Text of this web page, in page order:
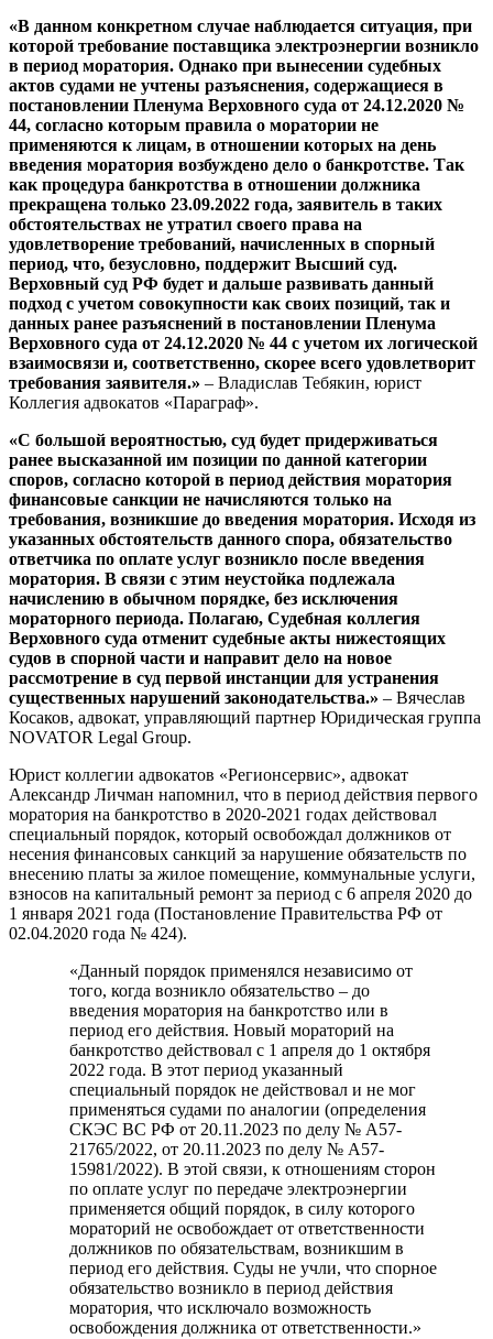
«В данном конкретном случае наблюдается ситуация, при
которой требование поставщика электроэнергии возникло
в период моратория. Однако при вынесении судебных
актов судами не учтены разъяснения, содержащиеся в
постановлении Пленума Верховного суда от 24.12.2020 №
44, согласно которым правила о моратории не
применяются к лицам, в отношении которых на день
введения моратория возбуждено дело о банкротстве. Так
как процедура банкротства в отношении должника
прекращена только 23.09.2022 года, заявитель в таких
обстоятельствах не утратил своего права на
удовлетворение требований, начисленных в спорный
период, что, безусловно, поддержит Высший суд.
Верховный суд РФ будет и дальше развивать данный
подход с учетом совокупности как своих позиций, так и
данных ранее разъяснений в постановлении Пленума
Верховного суда от 24.12.2020 № 44 с учетом их логической
взаимосвязи и, соответственно, скорее всего удовлетворит
требования заявителя.» – Владислав Тебякин, юрист
Коллегия адвокатов «Параграф».
«С большой вероятностью, суд будет придерживаться
ранее высказанной им позиции по данной категории
споров, согласно которой в период действия моратория
финансовые санкции не начисляются только на
требования, возникшие до введения моратория. Исходя из
указанных обстоятельств данного спора, обязательство
ответчика по оплате услуг возникло после введения
моратория. В связи с этим неустойка подлежала
начислению в обычном порядке, без исключения
мораторного периода. Полагаю, Судебная коллегия
Верховного суда отменит судебные акты нижестоящих
судов в спорной части и направит дело на новое
рассмотрение в суд первой инстанции для устранения
существенных нарушений законодательства.» – Вячеслав
Косаков, адвокат, управляющий партнер Юридическая группа
NOVATOR Legal Group.
Юрист коллегии адвокатов «Регионсервис», адвокат
Александр Личман напомнил, что в период действия первого
моратория на банкротство в 2020-2021 годах действовал
специальный порядок, который освобождал должников от
несения финансовых санкций за нарушение обязательств по
внесению платы за жилое помещение, коммунальные услуги,
взносов на капитальный ремонт за период с 6 апреля 2020 до
1 января 2021 года (Постановление Правительства РФ от
02.04.2020 года № 424).
«Данный порядок применялся независимо от
того, когда возникло обязательство – до
введения моратория на банкротство или в
период его действия. Новый мораторий на
банкротство действовал с 1 апреля до 1 октября
2022 года. В этот период указанный
специальный порядок не действовал и не мог
применяться судами по аналогии (определения
СКЭС ВС РФ от 20.11.2023 по делу № А57-
21765/2022, от 20.11.2023 по делу № А57-
15981/2022). В этой связи, к отношениям сторон
по оплате услуг по передаче электроэнергии
применяется общий порядок, в силу которого
мораторий не освобождает от ответственности
должников по обязательствам, возникшим в
период его действия. Суды не учли, что спорное
обязательство возникло в период действия
моратория, что исключало возможность
освобождения должника от ответственности.»